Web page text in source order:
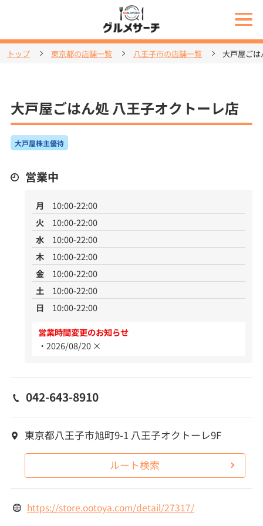
トップ 東京都の店舗一覧 八王子市の店舗一覧 大戸屋ご
大戸屋ごはん処 八王子オクトーレ店
大戸屋株主優待
営業中
月
10:00-22:00
火
10:00-22:00
水
10:00-22:00
木
10:00-22:00
金
10:00-22:00
土
10:00-22:00
日
10:00-22:00
営業時間変更のお知らせ
2026/08/20 ×
042-643-8910
東京都八王子市旭町9-1 八王子オクトーレ9F
ルート検索
https://store.ootoya.com/detail/27317/